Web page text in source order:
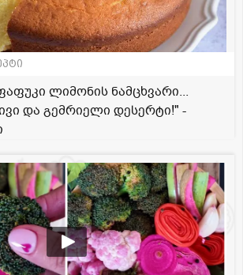
ლიმონის ნამცხვარი...
და გემრიელი დესერტი!" -